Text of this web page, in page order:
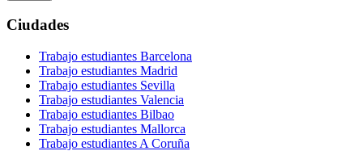
Ciudades
Trabajo estudiantes Barcelona
Trabajo estudiantes Madrid
Trabajo estudiantes Sevilla
Trabajo estudiantes Valencia
Trabajo estudiantes Bilbao
Trabajo estudiantes Mallorca
Trabajo estudiantes A Coruña